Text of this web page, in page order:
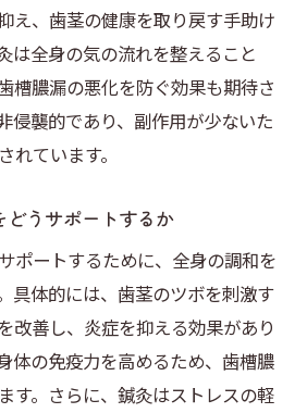
え、歯茎の健康を取り戻す手助け
は全身の気の流れを整えること
槽膿漏の悪化を防ぐ効果も期待さ
侵襲的であり、副作用が少ないた
れています。
うサポートするか
ポートするために、全身の調和を
具体的には、歯茎のツボを刺激す
改善し、炎症を抑える効果があり
体の免疫力を高めるため、歯槽膿
す。さらに、鍼灸はストレスの軽